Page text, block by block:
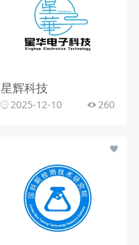
星辉科技
2025-12-10 260